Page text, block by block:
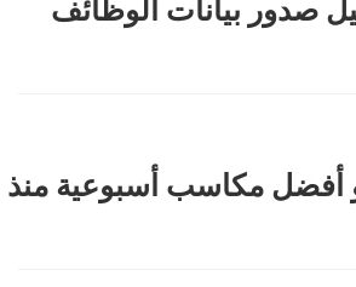
صدور بيانات الوظائف
أفضل مكاسب أسبوعية منذ